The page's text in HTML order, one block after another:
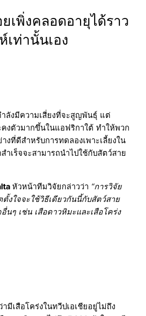
เพิ่งคลอดอายุได้ราว
ท่านั้นเอง
ลังมีความเสี่ยงที่จะสูญพันธุ์ แต่
งตัวมากขึ้นในแอฟริกาใต้ ทำให้พวก
งที่ดีสำหรับการทดลองเพาะเลี้ยงใน
ำเร็จจะสามารถนำไปใช้กับสัตว์สาย
หัวหน้าทีมวิจัยกล่าวว่า “การวิจัย
ตั้งใจจะใช้วิธีเดียวกันนี้กับสัตว์สาย
ๆ เช่น เสือดาวหิมะและเสือโคร่ง
มีเสือโคร่งในทวีปเอเชียอยู่ไม่ถึง